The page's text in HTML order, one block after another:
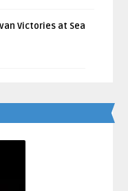
Victories at Sea